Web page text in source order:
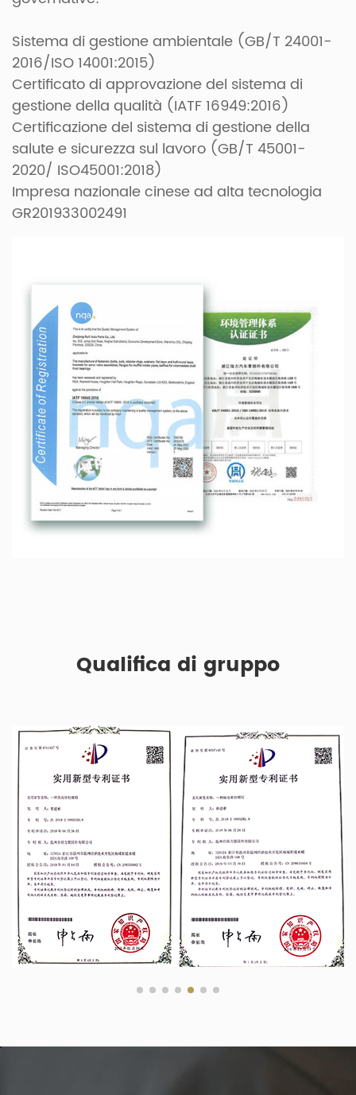
Sistema di gestione ambientale (GB/T 24001-
2016/ISO 14001:2015)
Certificato di approvazione del sistema di
gestione della qualità (IATF 16949:2016)
Certificazione del sistema di gestione della
salute e sicurezza sul lavoro (GB/T 45001-
2020/ ISO45001:2018)
Impresa nazionale cinese ad alta tecnologia
GR201933002491
Qualifica di gruppo